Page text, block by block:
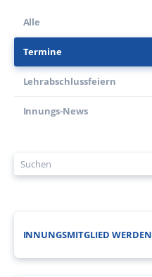
Alle
Termine
Lehr­abschluss­feiern
Innungs-News
INNUNGSMITGLIED WERDEN